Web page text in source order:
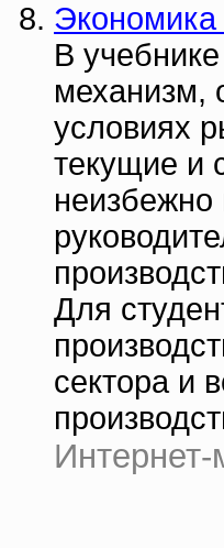
В
механизм,
условиях
текущие и
неизбежно
Для
сектора и